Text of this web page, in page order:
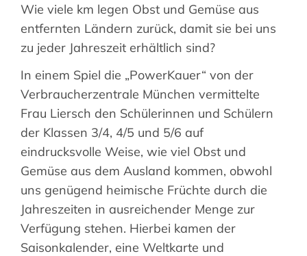
Suche
nach:
Wie viele km legen Obst und Gemüse aus
entfernten Ländern zurück, damit sie bei uns
zu jeder Jahreszeit erhältlich sind?
In einem Spiel die „PowerKauer“ von der
Verbraucherzentrale München vermittelte
Frau Liersch den Schülerinnen und Schülern
der Klassen 3/4, 4/5 und 5/6 auf
eindrucksvolle Weise, wie viel Obst und
Gemüse aus dem Ausland kommen, obwohl
uns genügend heimische Früchte durch die
Jahreszeiten in ausreichender Menge zur
Verfügung stehen. Hierbei kamen der
Saisonkalender, eine Weltkarte und